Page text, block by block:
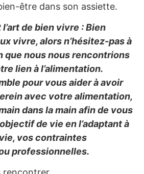
être dans son assiette.
de bien vivre : Bien
vivre, alors n’hésitez-pas à
que nous nous rencontrions
lien à l’alimentation.
pour vous aider à avoir
avec votre alimentation,
dans la main afin de vous
de vie en l’adaptant à
vos contraintes
professionnelles.